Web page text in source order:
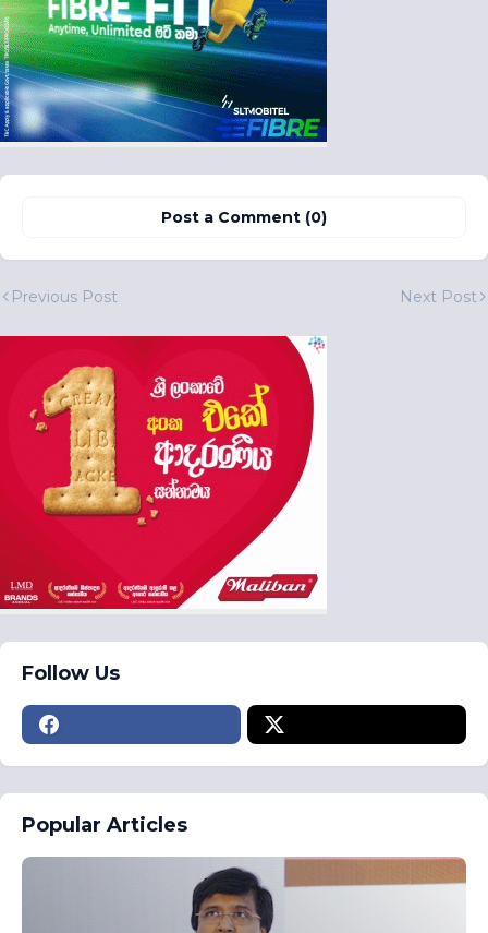
Post a Comment (0)
Previous Post Next Post
Follow Us
Popular Articles